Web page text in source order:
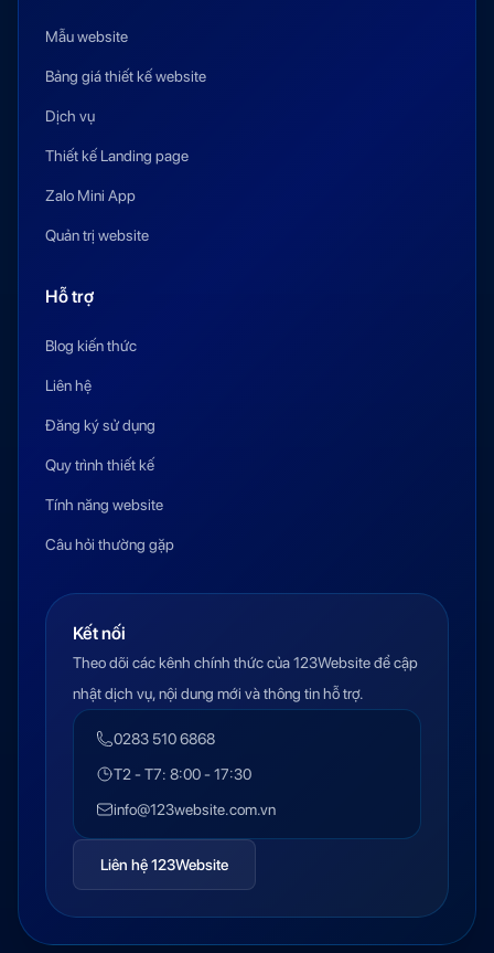
Mẫu website
Bảng giá thiết kế website
Dịch vụ
Thiết kế Landing page
Zalo Mini App
Quản trị website
Hỗ trợ
Blog kiến thức
Liên hệ
Đăng ký sử dụng
Quy trình thiết kế
Tính năng website
Câu hỏi thường gặp
Kết nối
Theo dõi các kênh chính thức của 123Website để cập
nhật dịch vụ, nội dung mới và thông tin hỗ trợ.
0283 510 6868
T2 - T7: 8:00 - 17:30
info@123website.com.vn
Liên hệ 123Website